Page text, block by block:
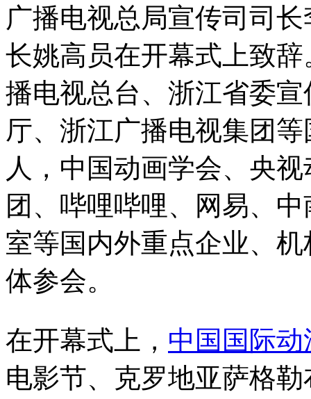
广播电视总局宣传司司
长姚高员在开幕式上致
播电视总台、浙江省委
厅、浙江广播电视集团
人，中国动画学会、央
团、哔哩哔哩、网易、
室等国内外重点企业、
体参会。
在开幕式上， 中国国际动
电影节、克罗地亚萨格